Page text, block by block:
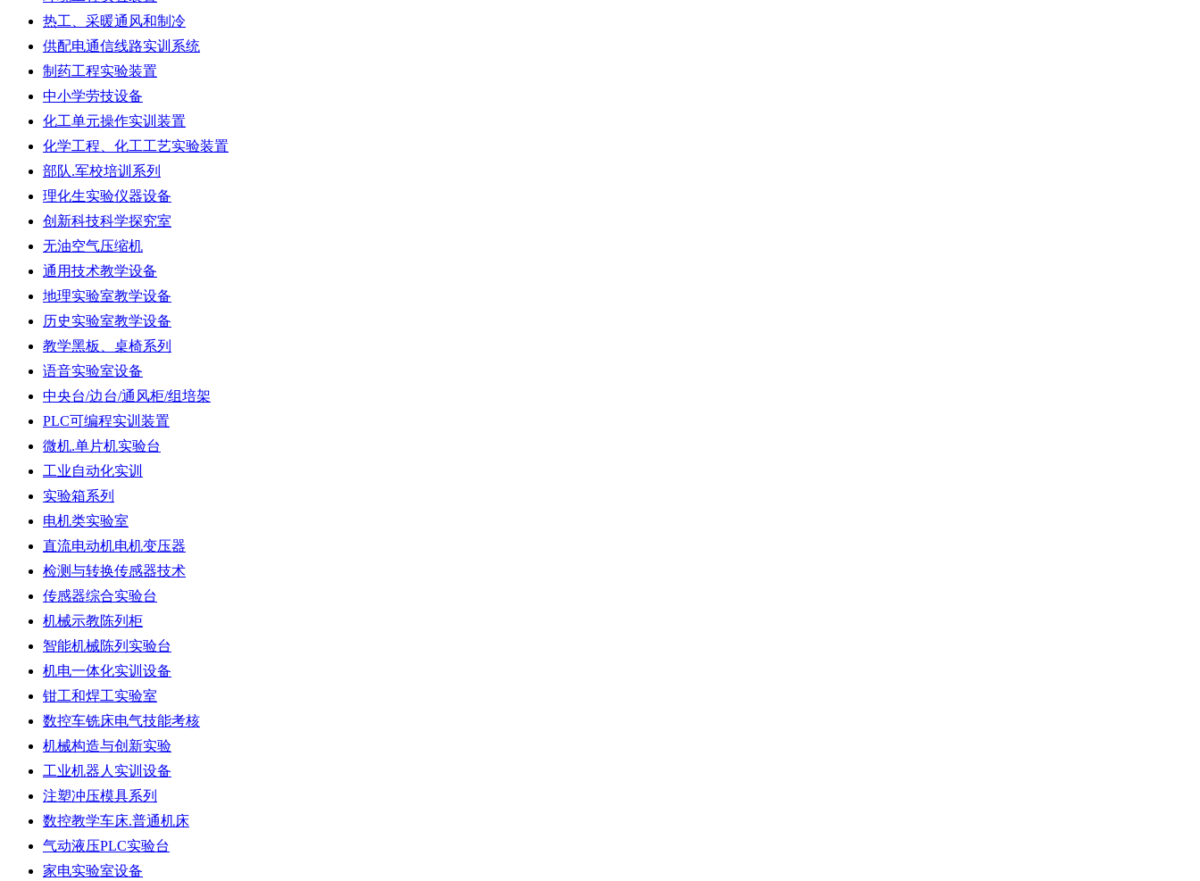
热工、采暖通风和制冷
供配电通信线路实训系统
制药工程实验装置
中小学劳技设备
化工单元操作实训装置
化学工程、化工工艺实验装置
部队.军校培训系列
理化生实验仪器设备
创新科技科学探究室
无油空气压缩机
通用技术教学设备
地理实验室教学设备
历史实验室教学设备
教学黑板、桌椅系列
语音实验室设备
中央台/边台/通风柜/组培架
PLC可编程实训装置
微机.单片机实验台
工业自动化实训
实验箱系列
电机类实验室
直流电动机电机变压器
检测与转换传感器技术
传感器综合实验台
机械示教陈列柜
智能机械陈列实验台
机电一体化实训设备
钳工和焊工实验室
数控车铣床电气技能考核
机械构造与创新实验
工业机器人实训设备
注塑冲压模具系列
数控教学车床.普通机床
气动液压PLC实验台
家电实验室设备